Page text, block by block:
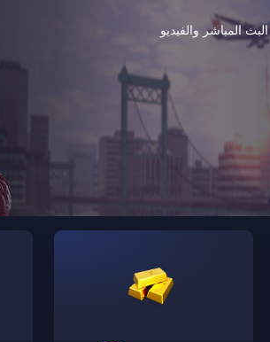
البث المباشر والفيديو